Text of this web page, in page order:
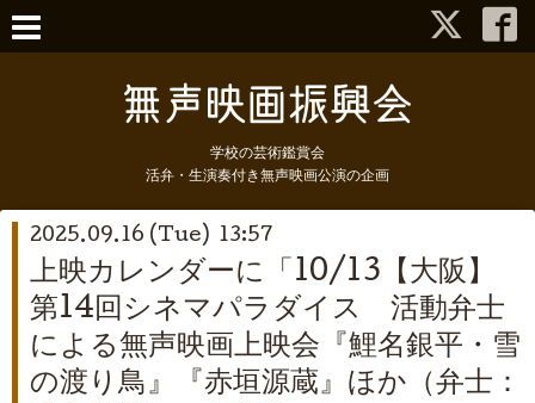
学校の芸術鑑賞会
活弁・生演奏付き無声映画公演の企画
2025.09.16 (Tue) 13:57
上映カレンダーに「10/13【大阪】
第14回シネマパラダイス 活動弁士
による無声映画上映会『鯉名銀平・雪
の渡り鳥』『赤垣源蔵』ほか（弁士：